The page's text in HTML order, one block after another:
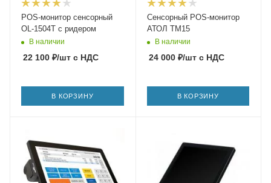
POS-монитор сенсорный
OL-1504T с ридером
В наличии
22 100 ₽/шт с НДС
В КОРЗИНУ
Сенсорный POS-монитор
АТОЛ TM15
В наличии
24 000₽/штс НДС
В КОРЗИНУ